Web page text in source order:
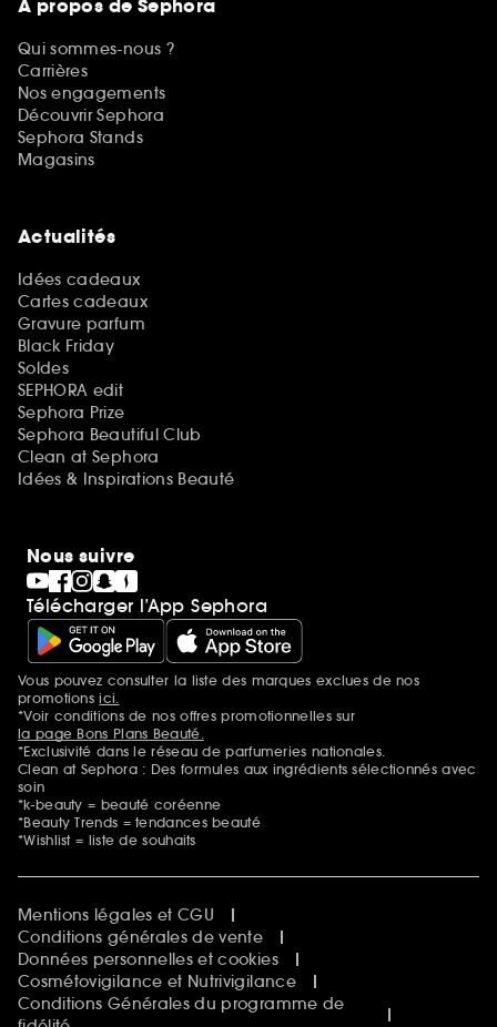
A propos de Sephora
Qui sommes-nous ?
Carrières
Nos engagements
Découvrir Sephora
Sephora Stands
Magasins
Actualités
Idées cadeaux
Cartes cadeaux
Gravure parfum
Black Friday
Soldes
SEPHORA edit
Sephora Prize
Sephora Beautiful Club
Clean at Sephora
Idées & Inspirations Beauté
Nous suivre
Télécharger l’App Sephora
Mentions additionnelles
Vous pouvez consulter la liste des marques exclues de nos
promotionsici.
*Voir conditions de nos offres promotionnelles sur
la page Bons Plans Beauté.
*Exclusivité dans le réseau de parfumeries nationales.
Clean at Sephora : Des formules aux ingrédients sélectionnés avec
soin
*k-beauty = beauté coréenne
*Beauty Trends = tendances beauté
*Wishlist = liste de souhaits
Mentions légales et CGU
Conditions générales de vente
Données personnelles et cookies
Cosmétovigilance et Nutrivigilance
Conditions Générales du programme de